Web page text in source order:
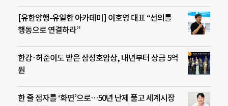
[유한양행-유일한 아카데미] 이호영 대표 “선의를
행동으로 연결하라”
한강·허준이도 받은 삼성호암상, 내년부터 상금 5억
원
한 줄 점자를 ‘화면’으로…50년 난제 풀고 세계시장